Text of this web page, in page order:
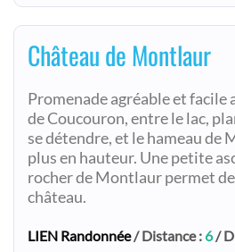
Château de Montlaur
Promenade agréable et facile
de Coucouron, entre le lac,
se détendre, et le hameau de
plus en hauteur. Une petite
rocher de Montlaur permet
château.
LIEN Randonnée/ Distance : 6/